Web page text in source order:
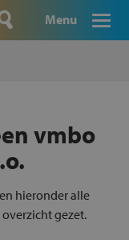
Menu
vmbo
hieronder alle
gezet.